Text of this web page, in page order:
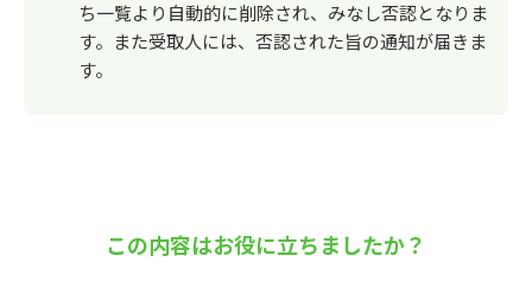
ち一覧より自動的に削除され、みなし否認となりま
す。また受取人には、否認された旨の通知が届きま
す。
この内容はお役に立ちましたか？